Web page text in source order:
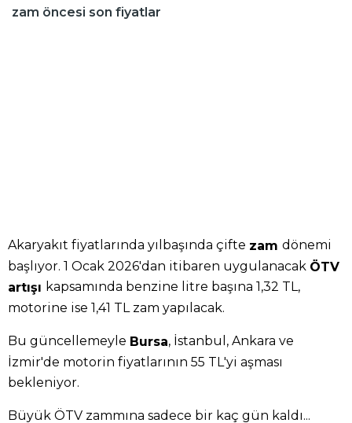
zam öncesi son fiyatlar
Akaryakıt fiyatlarında yılbaşında çifte zam dönemi
başlıyor. 1 Ocak 2026'dan itibaren uygulanacak ÖTV
artışı kapsamında benzine litre başına 1,32 TL,
motorine ise 1,41 TL zam yapılacak.
Bu güncellemeyle Bursa, İstanbul, Ankara ve
İzmir'de motorin fiyatlarının 55 TL'yi aşması
bekleniyor.
Büyük ÖTV zammına sadece bir kaç gün kaldı...